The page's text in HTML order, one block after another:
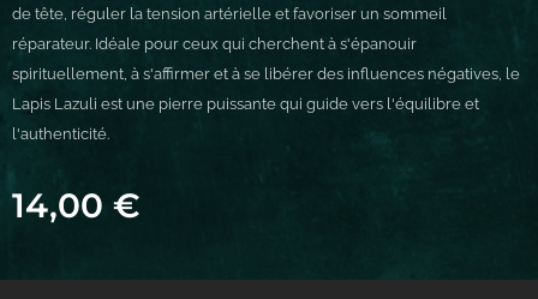
de tête, réguler la tension artérielle et favoriser un sommeil
réparateur. Idéale pour ceux qui cherchent à s'épanouir
spirituellement, à s'affirmer et à se libérer des influences négatives, le
Lapis Lazuli est une pierre puissante qui guide vers l'équilibre et
l'authenticité.
14,00 €